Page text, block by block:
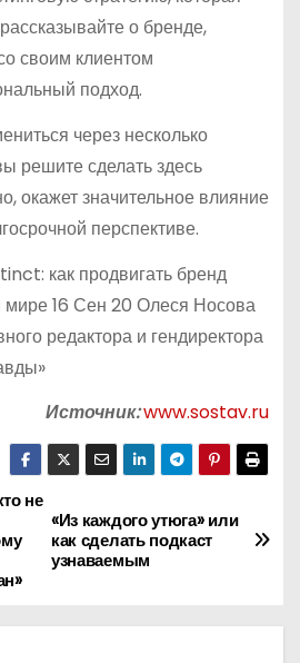
о бренде,
своим клиентом
подход.
через несколько
решите сделать здесь
окажет значительное влияние
перспективе.
как продвигать бренд
16 Сен 20 Олеся Носова
редактора и гендиректора
Источник:www.sostav.ru
«Из каждого утюга» или
как сделать подкаст
узнаваемым
не